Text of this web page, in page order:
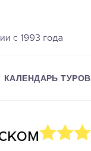
КАЛЕНДАРЬ ТУРОВ